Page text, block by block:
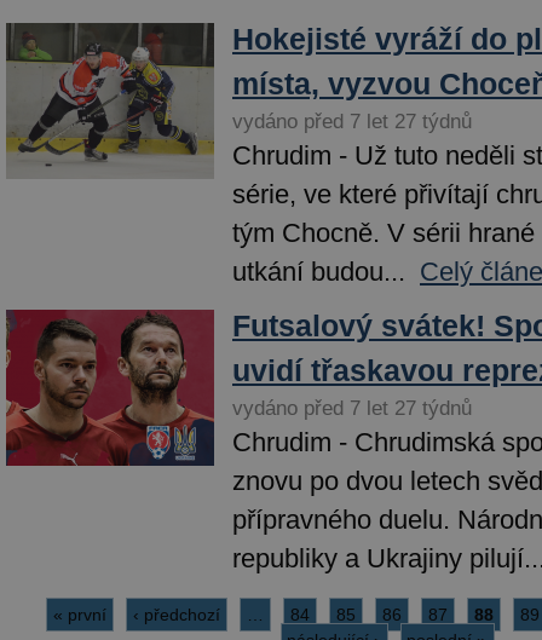
Hokejisté vyráží do
místa, vyzvou
vydáno před 7 let 27 týdnů
Chrudim - Už tuto neděli
série, ve které přivítají
tým Chocně. V sérii
utkání budou... Celý
Futsalový svátek!
uvidí třaskavou
vydáno před 7 let 27 týdnů
Chrudim - Chrudimská
znovu po dvou letech
přípravného duelu.
republiky a Ukrajiny
« první ‹ předchozí 84 85 86 87 88
89